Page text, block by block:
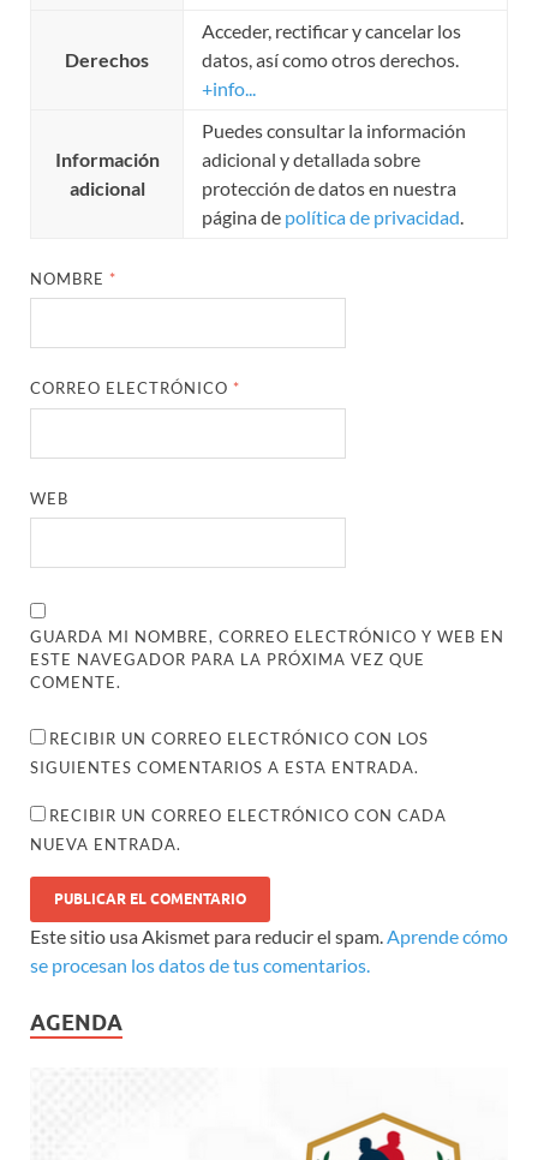
Derechos
Acceder, rectificar y cancelar los
datos, así como otros derechos.
+info...
Información
adicional
Puedes consultar la información
adicional y detallada sobre
protección de datos en nuestra
página de política de privacidad
NOMBRE *
CORREO ELECTRÓNICO *
WEB
GUARDA MI NOMBRE, CORREO ELECTRÓNICO Y WEB EN
ESTE NAVEGADOR PARA LA PRÓXIMA VEZ QUE
COMENTE.
RECIBIR UN CORREO ELECTRÓNICO CON LOS
SIGUIENTES COMENTARIOS A ESTA ENTRADA.
RECIBIR UN CORREO ELECTRÓNICO CON CADA
NUEVA ENTRADA.
Este sitio usa Akismet para reducir el spam.Aprende cómo
se procesan los datos de tus comentarios.
AGENDA